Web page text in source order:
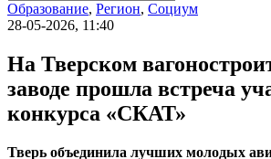
Образование, Регион, Социум
28-05-2026, 11:40
На Тверском
заводе прошла встреча
конкурса «СКАТ»
Тверь объединила лучших молодых